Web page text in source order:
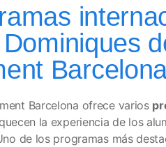
Barcelona ofrece varios
la experiencia de los
de los programas más